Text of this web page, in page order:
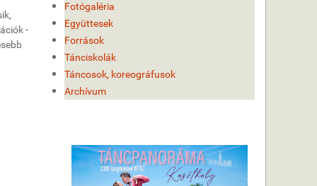
-
Fotógaléria
Együttesek
Források
Tánciskolák
Táncosok, koreográfusok
Archívum